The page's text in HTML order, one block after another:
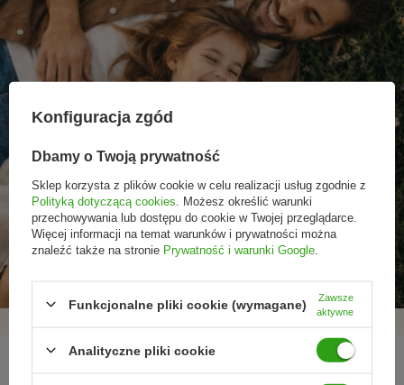
Promocje tylko dla
subskrybentów
Nowości przed
premierą
Rezygnacja w każdej
chwili
REGULAMINY
Konfiguracja zgód
Dbamy o Twoją prywatność
Sklep korzysta z plików cookie w celu realizacji usług zgodnie z
Polityką dotyczącą cookies . Możesz określić warunki
przechowywania lub dostępu do cookie w Twojej przeglądarce.
Więcej informacji na temat warunków i prywatności można
znaleźć także na stronie Prywatność i warunki Google
Funkcjonalne pliki cookie (wymagane)
Zawsze
aktywne
Analityczne pliki cookie